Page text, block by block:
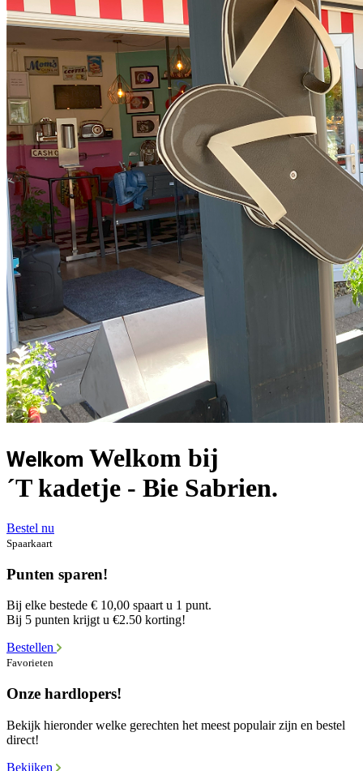
Welkom Welkom bij
´T kadetje - Bie Sabrien.
Bestel nu
Spaarkaart
Punten sparen!
Bij elke bestede € 10,00 spaart u 1 punt.
Bij 5 punten krijgt u €2.50 korting!
Bestellen
Favorieten
Onze hardlopers!
Bekijk hieronder welke gerechten het meest populair zijn en bestel
direct!
Bekijken